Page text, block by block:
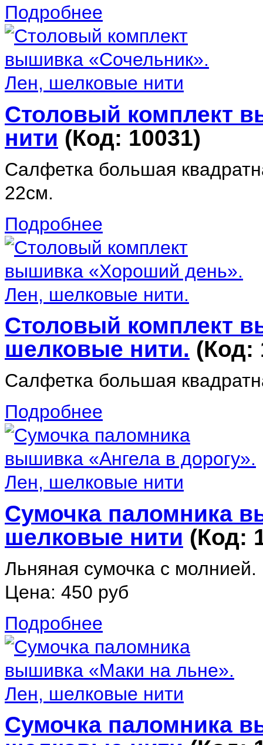
Подробнее
Столовый комплект
нити (Код: 10031)
Салфетка большая
22см.
Подробнее
Столовый комплект
шелковые нити. (Код:
Салфетка большая
Подробнее
Сумочка паломника
шелковые нити (Код:
Льняная сумочка с
Цена: 450 руб
Подробнее
Сумочка паломника